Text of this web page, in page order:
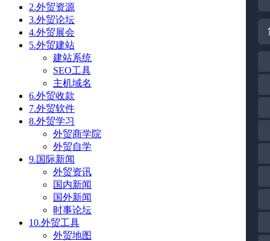
2.外贸资源
3.外贸论坛
4.外贸展会
5.外贸建站
建站系统
SEO工具
主机域名
6.外贸收款
7.外贸软件
8.外贸学习
外贸商学院
外贸自学
9.国际新闻
外贸资讯
国内新闻
国外新闻
时事论坛
10.外贸工具
外贸地图